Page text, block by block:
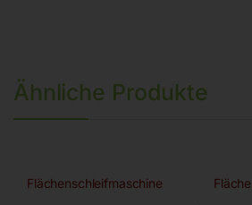
Ähnliche Produkte
Flächenschleifmaschine